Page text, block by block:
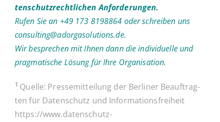
ten­schutz­recht­li­chen Anforderungen.
Rufen Sie an +49 173 8198864 oder schrei­ben uns
consulting@adorgasolutions.de.
Wir be­spre­chen mit Ihnen dann die in­di­vi­du­el­le und
prag­ma­ti­sche Lösung für Ihre Organisation.
1 Quelle: Pres­se­mit­tei­lung der Ber­li­ner Be­auf­trag­
ten für Daten­schutz und In­for­ma­ti­ons­frei­heit
https://www.datenschutz-